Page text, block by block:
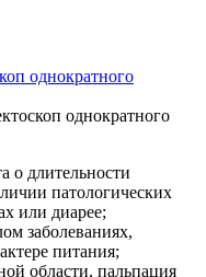
однократного
о длительности
патологических
или диарее;
заболеваниях,
питания;
области, пальпация